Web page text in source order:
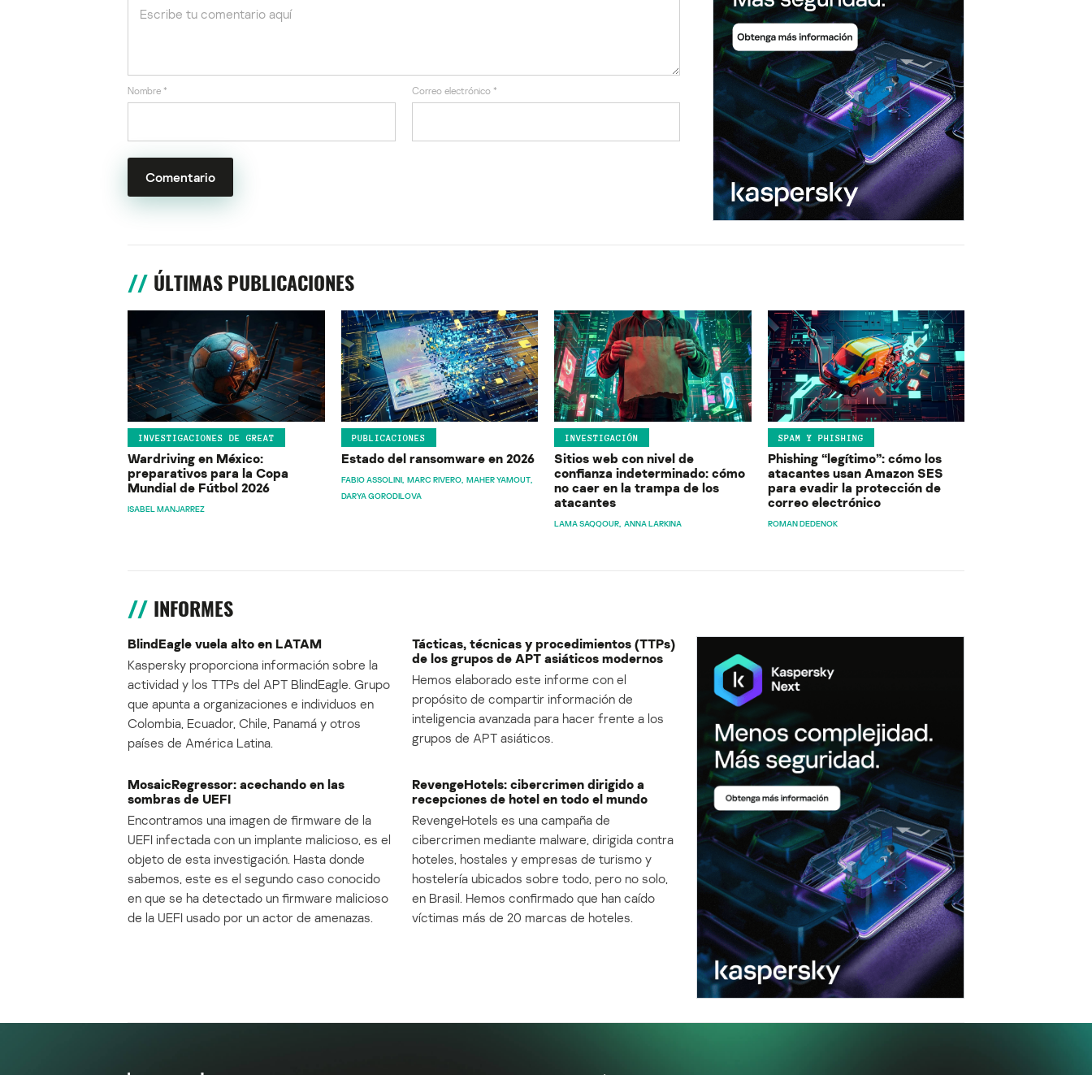
Nombre * Correo electrónico *
ÚLTIMAS PUBLICACIONES
INVESTIGACIONES DE GREAT
Wardriving en México:
preparativos para la Copa
Mundial de Fútbol 2026
ISABEL MANJARREZ
PUBLICACIONES
Estado del ransomware en 2026
FABIO ASSOLINI MARC RIVERO MAHER YAMOUT
DARYA GORODILOVA
INVESTIGACIÓN
Sitios web con nivel de
confianza indeterminado: cómo
no caer en la trampa de los
atacantes
LAMA SAQQOUR ANNA LARKINA
SPAM Y PHISHING
Phishing “legítimo”: cómo los
atacantes usan Amazon SES
para evadir la protección de
correo electrónico
ROMAN DEDENOK
INFORMES
BlindEagle vuela alto en LATAM
Kaspersky proporciona información sobre la
actividad y los TTPs del APT BlindEagle. Grupo
que apunta a organizaciones e individuos en
Colombia, Ecuador, Chile, Panamá y otros
países de América Latina.
Tácticas, técnicas y procedimientos (TTPs)
de los grupos de APT asiáticos modernos
Hemos elaborado este informe con el
propósito de compartir información de
inteligencia avanzada para hacer frente a los
grupos de APT asiáticos.
MosaicRegressor: acechando en las
sombras de UEFI
Encontramos una imagen de firmware de la
UEFI infectada con un implante malicioso, es el
objeto de esta investigación. Hasta donde
sabemos, este es el segundo caso conocido
en que se ha detectado un firmware malicioso
de la UEFI usado por un actor de amenazas.
RevengeHotels: cibercrimen dirigido a
recepciones de hotel en todo el mundo
RevengeHotels es una campaña de
cibercrimen mediante malware, dirigida contra
hoteles, hostales y empresas de turismo y
hostelería ubicados sobre todo, pero no solo,
en Brasil. Hemos confirmado que han caído
víctimas más de 20 marcas de hoteles.